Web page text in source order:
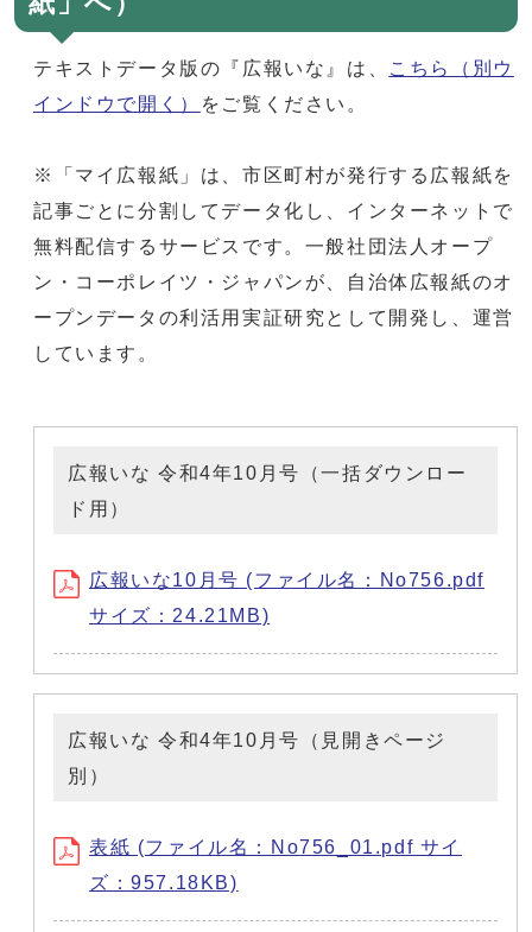
テキストデータ版の『広報いな』は、 こちら
（別ウ
インドウで開く）
をご覧ください。
※「マイ広報紙」は、市区町村が発行する広報紙を
記事ごとに分割してデータ化し、インターネットで
無料配信するサービスです。一般社団法人オープ
ン・コーポレイツ・ジャパンが、自治体広報紙のオ
ープンデータの利活用実証研究として開発し、運営
しています。
広報いな 令和4年10月号（一括ダウンロー
ド用）
広報いな10月号 (ファイル名：No756.pdf
サイズ：24.21MB)
広報いな 令和4年10月号（見開きページ
別）
表紙 (ファイル名：No756_01.pdf サイ
ズ：957.18KB)